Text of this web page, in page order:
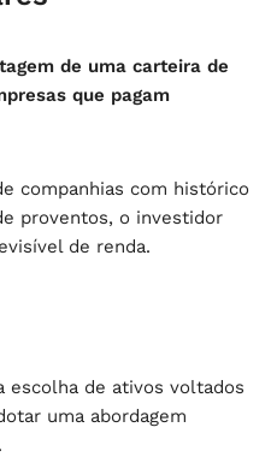
de uma carteira de
que pagam
companhias com histórico
proventos, o investidor
de renda.
escolha de ativos voltados
uma abordagem